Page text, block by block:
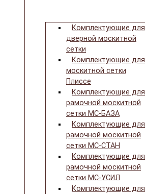
Комплектующие для
дверной москитной
сетки
Комплектующие для
москитной сетки
Плиссе
Комплектующие для
рамочной москитной
сетки МС-БАЗА
Комплектующие для
рамочной москитной
сетки МС-СТАН
Комплектующие для
рамочной москитной
сетки МС-УСИЛ
Комплектующие для